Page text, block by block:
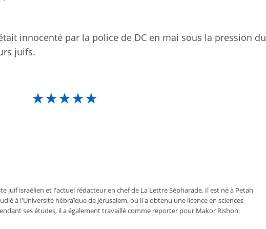
innocenté par la police de DC en mai sous la pression du
juifs.
★★★★★
juif israélien et l'actuel rédacteur en chef de La Lettre Sépharade. Il est né à Petah
à l'Université hébraïque de Jérusalem, où il a obtenu une licence en sciences
ses études, il a également travaillé comme reporter pour Makor Rishon.